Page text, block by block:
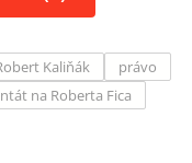
Kaliňák
právo
na Roberta Fica